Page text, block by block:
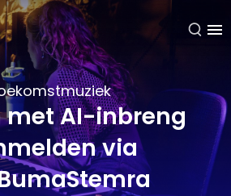
met AI-inbreng
via